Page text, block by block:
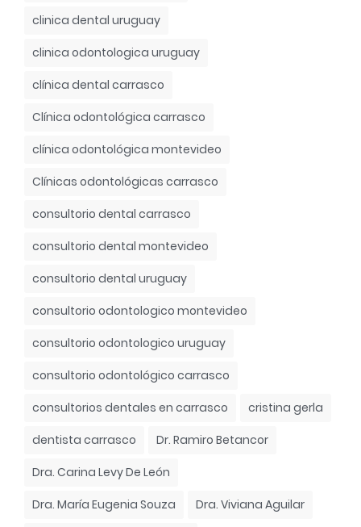
clinica dental uruguay
clinica odontologica uruguay
clínica dental carrasco
Clínica odontológica carrasco
clínica odontológica montevideo
Clínicas odontológicas carrasco
consultorio dental carrasco
consultorio dental montevideo
consultorio dental uruguay
consultorio odontologico montevideo
consultorio odontologico uruguay
consultorio odontológico carrasco
consultorios dentales en carrasco
cristina gerla
dentista carrasco
Dr. Ramiro Betancor
Dra. Carina Levy De León
Dra. María Eugenia Souza
Dra. Viviana Aguilar